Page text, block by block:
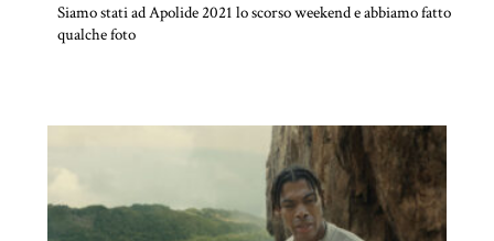
Siamo stati ad Apolide 2021 lo scorso weekend e abbiamo fatto
qualche foto